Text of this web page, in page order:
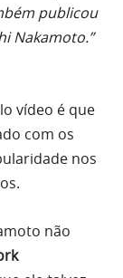
publicou
Nakamoto.”
vídeo é que
com os
nos
não